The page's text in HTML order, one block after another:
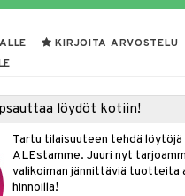
KIRJOITA ARVOSTELU
löydöt kotiin!
Tartu tilaisuuteen tehdä löytöjä
ALEstamme. Juuri nyt
valikoiman jännittäviä tuotteita
hinnoilla!